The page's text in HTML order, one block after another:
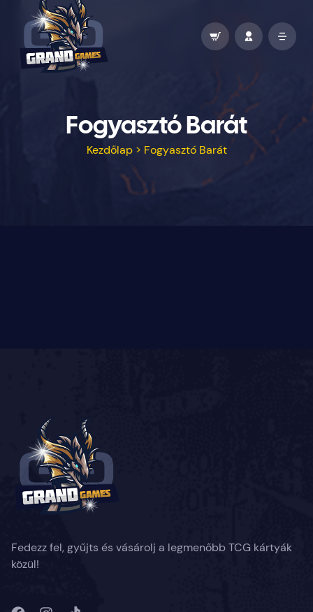
Fogyasztó Barát
Kezdőlap > Fogyasztó Barát
Fedezz fel, gyűjts és vásárolj a legmenőbb TCG kártyák
közül!